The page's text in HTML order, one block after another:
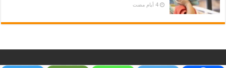
‏4 أيام مضت